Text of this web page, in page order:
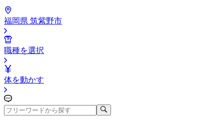
福岡県 筑紫野市
職種を選択
体を動かす